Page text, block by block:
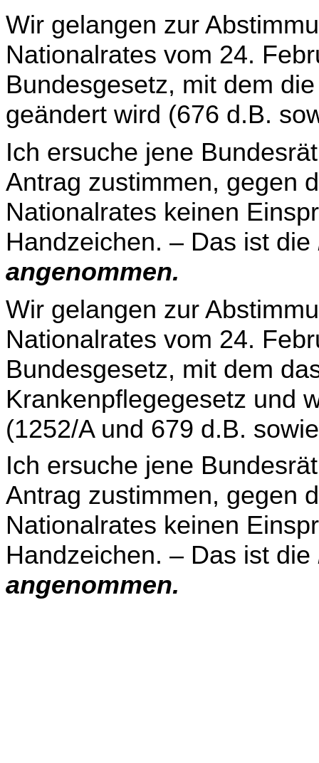
Wir gelangen zur
Nationalrates vom 24.
Bundesgesetz, mit dem
geändert wird (676 d.B.
Ich ersuche jene
Antrag zustimmen, gegen
Nationalrates keinen
Handzeichen. – Das ist die
angenommen.
Wir gelangen zur
Nationalrates vom 24.
Bundesgesetz, mit dem
Krankenpflegegesetz und
(1252/A und 679 d.B.
Ich ersuche jene
Antrag zustimmen, gegen
Nationalrates keinen
Handzeichen. – Das ist die
angenommen.